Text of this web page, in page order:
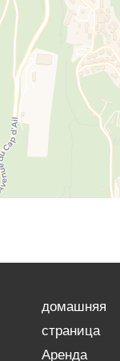
домашняя
страница
Аренда